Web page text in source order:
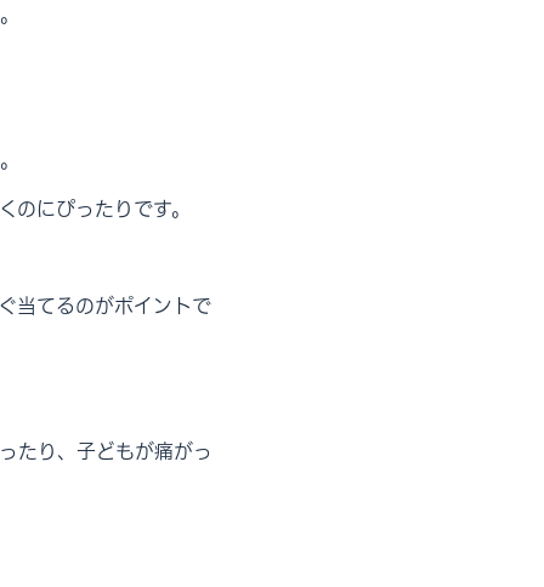
にぴったりです。
当てるのがポイントで
たり、子どもが痛がっ